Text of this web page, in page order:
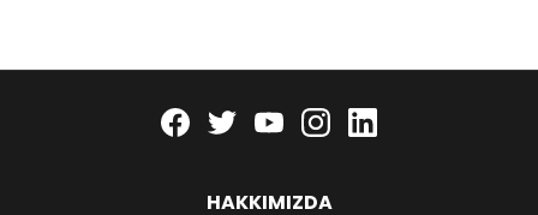
Facebook
twitteryoutubeinstagram
HAKKIMIZDA